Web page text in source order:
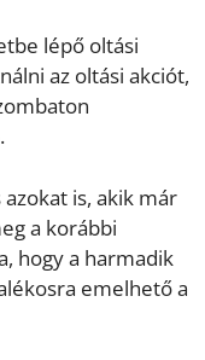
lépő oltási
az oltási akciót,
is, akik már
a korábbi
hogy a harmadik
emelhető a